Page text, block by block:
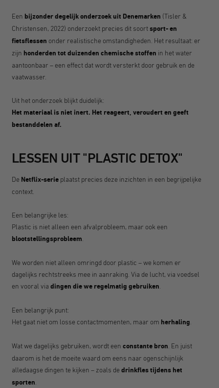
Een bijzonder degelijk onderzoek uit Denemarken (Tisler &
Christensen, 2022) onderzoekt precies dit soortsport- en
fietsflessen onder realistische omstandigheden. Het resultaat: er
zijn honderden tot duizenden chemische stoffen in het water
aantoonbaar – een effect dat wordt versterkt door gebruik en de
vaatwasser.
Uit het onderzoek blijkt duidelijk:
Het materiaal is niet inert. Het reageert, veroudert en geeft
bestanddelen af.
LESSEN UIT "PLASTIC DETOX"
De Netflix-serie plaatst precies deze inzichten in een begrijpelijke
context.
Een belangrijke les:
Plastic is niet alleen een afvalprobleem, maar ook een
blootstellingsprobleem
We worden niet alleen omringd door plastic – we komen er
dagelijks rechtstreeks mee in aanraking. Via de lucht, via voedsel
en vooral via dingen die we regelmatig gebruiken
Een belangrijk punt:
Het gaat niet om losse contactmomenten, maar om herhaling
Wat we dagelijks gebruiken, wordt een constante bron . En juist
daarom is het de moeite waard om eens naar ogenschijnlijk
alledaagse dingen te kijken – zoals de drinkfles tijdens het
sporten